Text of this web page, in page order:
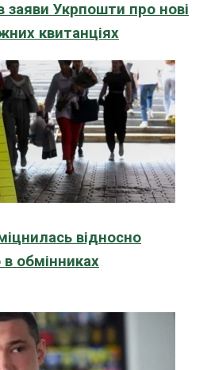
заяви Укрпошти про нові
квитанціях
відносно
обмінниках